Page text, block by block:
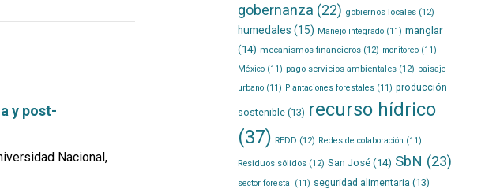
y post-
Nacional,
gobernanza (22) gobiernos locales(12)
humedales (15) Manejo integrado(11) manglar
(14) mecanismos financieros(12) monitoreo(11)
México(11) pago servicios ambientales(12) paisaje
urbano(11) Plantaciones forestales(11) producción
sostenible(13) recurso hídrico
(37) REDD (12) Redes de colaboración (11)
Residuos sólidos(12) San José(14) SbN (23)
sector forestal (11) seguridad alimentaria (13)